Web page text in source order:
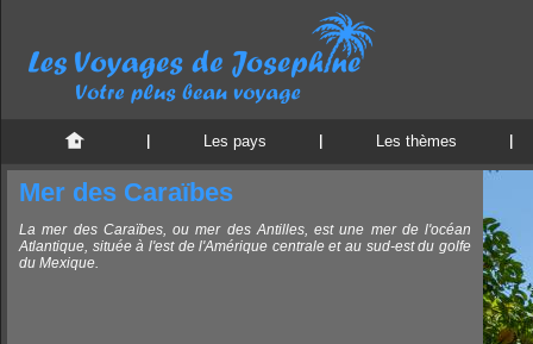
Les pays Les thèmes
Mer des Caraïbes
La mer des Caraïbes, ou mer des Antilles, est une mer de l'océan
Atlantique, située à l'est de l'Amérique centrale et au sud-est du golfe
du Mexique.